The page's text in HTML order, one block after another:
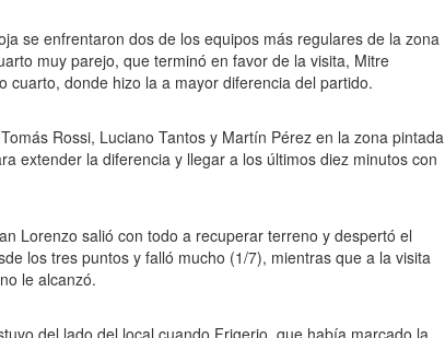
se enfrentaron dos de los equipos más regulares de la zona
muy parejo, que terminó en favor de la visita, Mitre
cuarto, donde hizo la a mayor diferencia del partido.
Rossi, Luciano Tantos y Martín Pérez en la zona pintada
extender la diferencia y llegar a los últimos diez minutos con
Lorenzo salió con todo a recuperar terreno y despertó el
los tres puntos y falló mucho (1/7), mientras que a la visita
le alcanzó.
del lado del local cuando Frigerio, que había marcado la